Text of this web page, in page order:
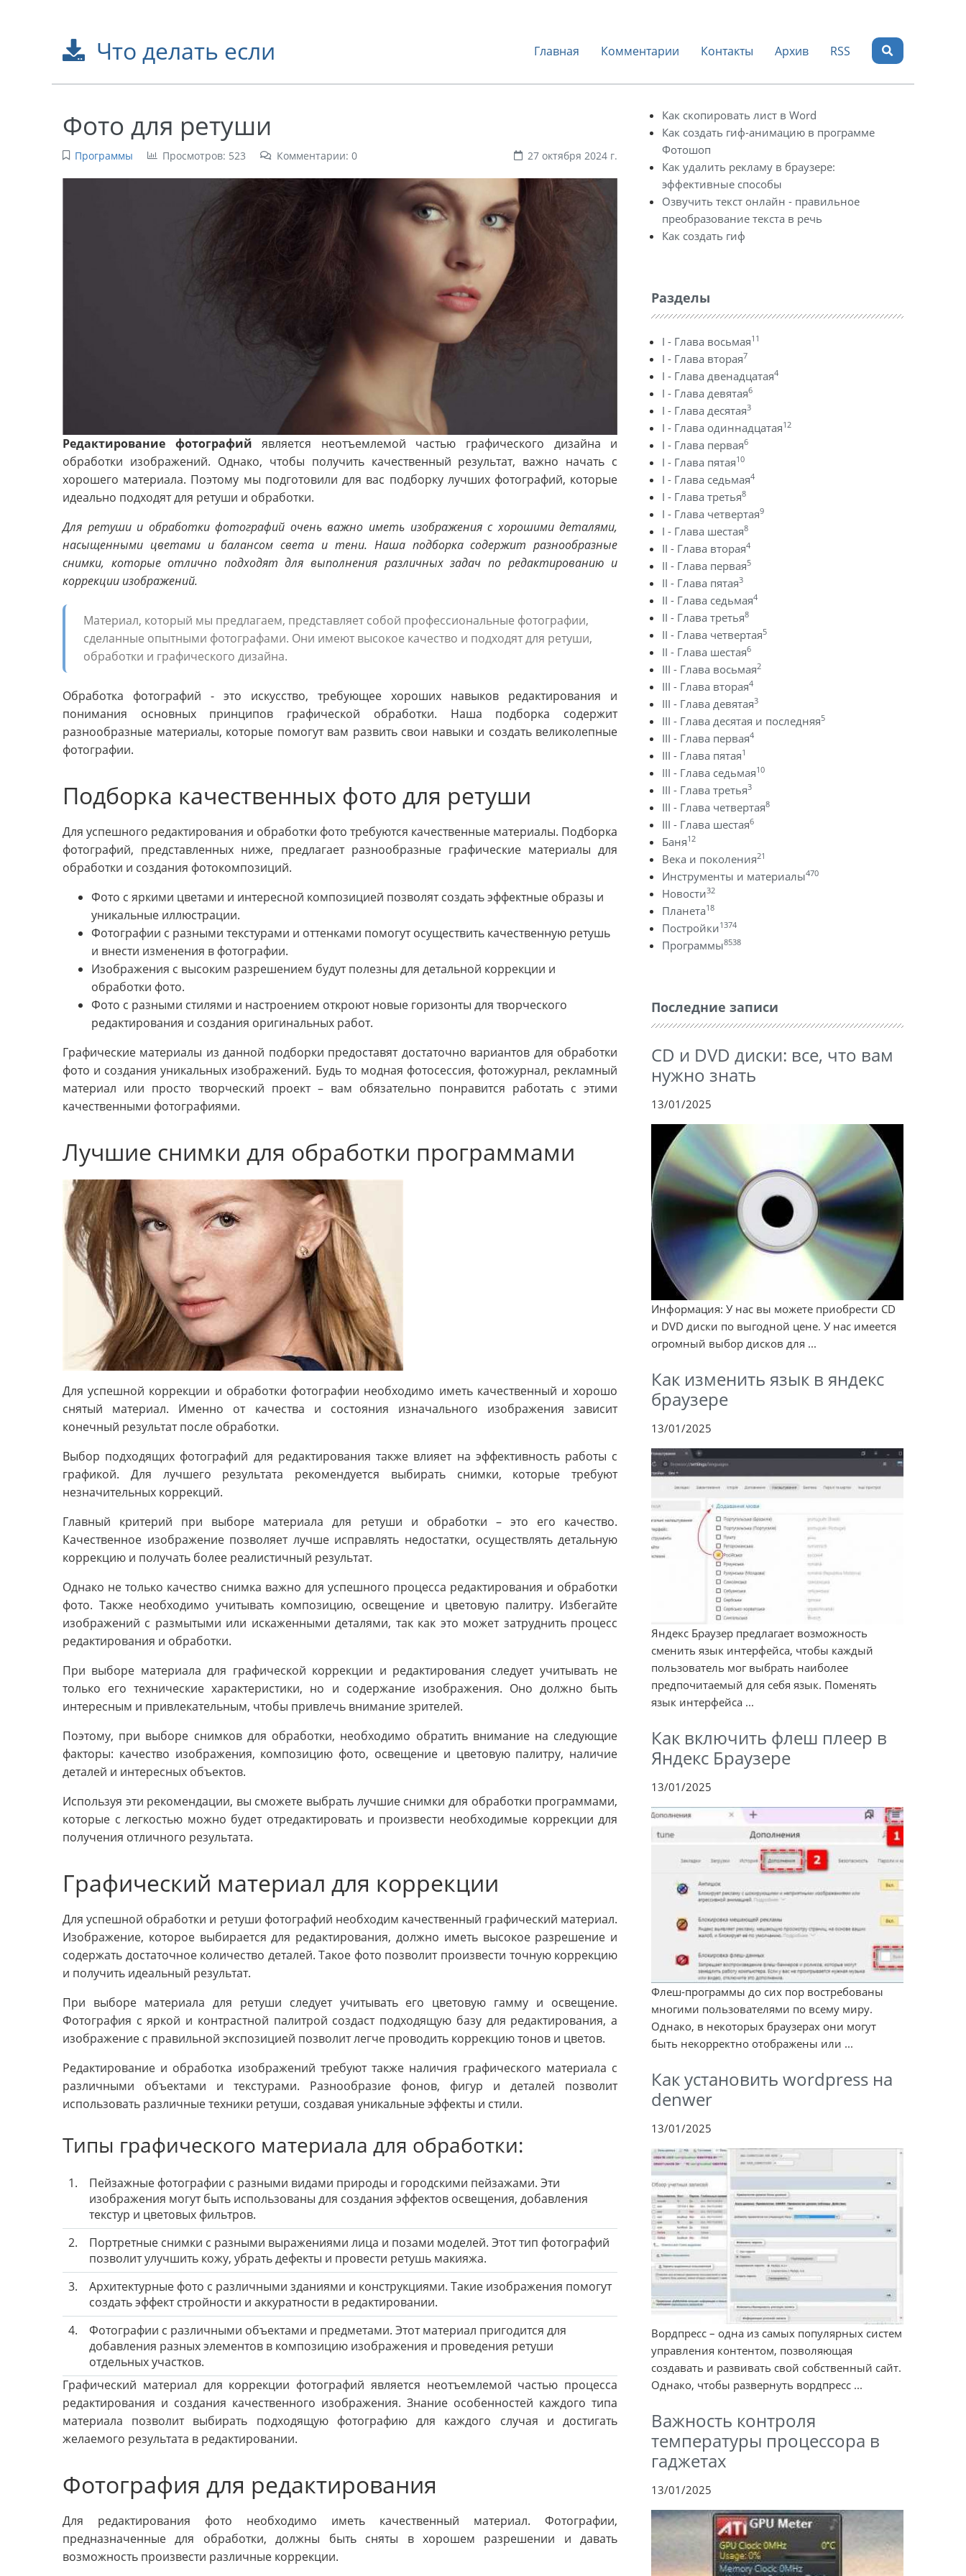
Что делать если Главная Комментарии Контакты Архив RSS
Фото для ретуши
Программы Просмотров: 523 Комментарии: 0 27 октября 2024 г.
Редактирование фотографий является неотъемлемой частью графического дизайна и
обработки изображений. Однако, чтобы получить качественный результат, важно начать с
хорошего материала. Поэтому мы подготовили для вас подборку лучших фотографий, которые
идеально подходят для ретуши и обработки.
Для ретуши и обработки фотографий очень важно иметь изображения с хорошими деталями,
насыщенными цветами и балансом света и тени. Наша подборка содержит разнообразные
снимки, которые отлично подходят для выполнения различных задач по редактированию и
коррекции изображений.
Материал, который мы предлагаем, представляет собой профессиональные фотографии,
сделанные опытными фотографами. Они имеют высокое качество и подходят для ретуши,
обработки и графического дизайна.
Обработка фотографий - это искусство, требующее хороших навыков редактирования и
понимания основных принципов графической обработки. Наша подборка содержит
разнообразные материалы, которые помогут вам развить свои навыки и создать великолепные
фотографии.
Подборка качественных фото для ретуши
Для успешного редактирования и обработки фото требуются качественные материалы. Подборка
фотографий, представленных ниже, предлагает разнообразные графические материалы для
обработки и создания фотокомпозиций.
Фото с яркими цветами и интересной композицией позволят создать эффектные образы и
уникальные иллюстрации.
Фотографии с разными текстурами и оттенками помогут осуществить качественную ретушь
и внести изменения в фотографии.
Изображения с высоким разрешением будут полезны для детальной коррекции и
обработки фото.
Фото с разными стилями и настроением откроют новые горизонты для творческого
редактирования и создания оригинальных работ.
Графические материалы из данной подборки предоставят достаточно вариантов для обработки
фото и создания уникальных изображений. Будь то модная фотосессия, фотожурнал, рекламный
материал или просто творческий проект – вам обязательно понравится работать с этими
качественными фотографиями.
Лучшие снимки для обработки программами
Для успешной коррекции и обработки фотографии необходимо иметь качественный и хорошо
снятый материал. Именно от качества и состояния изначального изображения зависит
конечный результат после обработки.
Выбор подходящих фотографий для редактирования также влияет на эффективность работы с
графикой. Для лучшего результата рекомендуется выбирать снимки, которые требуют
незначительных коррекций.
Главный критерий при выборе материала для ретуши и обработки – это его качество.
Качественное изображение позволяет лучше исправлять недостатки, осуществлять детальную
коррекцию и получать более реалистичный результат.
Однако не только качество снимка важно для успешного процесса редактирования и обработки
фото. Также необходимо учитывать композицию, освещение и цветовую палитру. Избегайте
изображений с размытыми или искаженными деталями, так как это может затруднить процесс
редактирования и обработки.
При выборе материала для графической коррекции и редактирования следует учитывать не
только его технические характеристики, но и содержание изображения. Оно должно быть
интересным и привлекательным, чтобы привлечь внимание зрителей.
Поэтому, при выборе снимков для обработки, необходимо обратить внимание на следующие
факторы: качество изображения, композицию фото, освещение и цветовую палитру, наличие
деталей и интересных объектов.
Используя эти рекомендации, вы сможете выбрать лучшие снимки для обработки программами,
которые с легкостью можно будет отредактировать и произвести необходимые коррекции для
получения отличного результата.
Графический материал для коррекции
Для успешной обработки и ретуши фотографий необходим качественный графический материал.
Изображение, которое выбирается для редактирования, должно иметь высокое разрешение и
содержать достаточное количество деталей. Такое фото позволит произвести точную коррекцию
и получить идеальный результат.
При выборе материала для ретуши следует учитывать его цветовую гамму и освещение.
Фотография с яркой и контрастной палитрой создаст подходящую базу для редактирования, а
изображение с правильной экспозицией позволит легче проводить коррекцию тонов и цветов.
Редактирование и обработка изображений требуют также наличия графического материала с
различными объектами и текстурами. Разнообразие фонов, фигур и деталей позволит
использовать различные техники ретуши, создавая уникальные эффекты и стили.
Типы графического материала для обработки:
1.
Пейзажные фотографии с разными видами природы и городскими пейзажами. Эти
изображения могут быть использованы для создания эффектов освещения, добавления
текстур и цветовых фильтров.
2.
Портретные снимки с разными выражениями лица и позами моделей. Этот тип фотографий
позволит улучшить кожу, убрать дефекты и провести ретушь макияжа.
3.
Архитектурные фото с различными зданиями и конструкциями. Такие изображения помогут
создать эффект стройности и аккуратности в редактировании.
4.
Фотографии с различными объектами и предметами. Этот материал пригодится для
добавления разных элементов в композицию изображения и проведения ретуши
отдельных участков.
Графический материал для коррекции фотографий является неотъемлемой частью процесса
редактирования и создания качественного изображения. Знание особенностей каждого типа
материала позволит выбирать подходящую фотографию для каждого случая и достигать
желаемого результата в редактировании.
Фотография для редактирования
Для редактирования фото необходимо иметь качественный материал. Фотографии,
предназначенные для обработки, должны быть сняты в хорошем разрешении и давать
возможность произвести различные коррекции.
Как скопировать лист в Word
Как создать гиф-анимацию в программе
Фотошоп
Как удалить рекламу в браузере:
эффективные способы
Озвучить текст онлайн - правильное
преобразование текста в речь
Как создать гиф
Разделы
I - Глава восьмая11
I - Глава вторая7
I - Глава двенадцатая4
I - Глава девятая6
I - Глава десятая3
I - Глава одиннадцатая12
I - Глава первая6
I - Глава пятая10
I - Глава седьмая4
I - Глава третья8
I - Глава четвертая9
I - Глава шестая8
II - Глава вторая4
II - Глава первая5
II - Глава пятая3
II - Глава седьмая4
II - Глава третья8
II - Глава четвертая5
II - Глава шестая6
III - Глава восьмая2
III - Глава вторая4
III - Глава девятая3
III - Глава десятая и последняя5
III - Глава первая4
III - Глава пятая1
III - Глава седьмая10
III - Глава третья3
III - Глава четвертая8
III - Глава шестая6
Баня12
Века и поколения21
Инструменты и материалы470
Новости32
Планета18
Постройки1374
Программы8538
Последние записи
CD и DVD диски: все, что вам
нужно знать
13/01/2025
Информация: У нас вы можете приобрести CD
и DVD диски по выгодной цене. У нас имеется
огромный выбор дисков для ...
Как изменить язык в яндекс
браузере
13/01/2025
Яндекс Браузер предлагает возможность
сменить язык интерфейса, чтобы каждый
пользователь мог выбрать наиболее
предпочитаемый для себя язык. Поменять
язык интерфейса ...
Как включить флеш плеер в
Яндекс Браузере
13/01/2025
Флеш-программы до сих пор востребованы
многими пользователями по всему миру.
Однако, в некоторых браузерах они могут
быть некорректно отображены или ...
Как установить wordpress на
denwer
13/01/2025
Вордпресс – одна из самых популярных систем
управления контентом, позволяющая
создавать и развивать свой собственный сайт.
Однако, чтобы развернуть вордпресс ...
Важность контроля
температуры процессора в
гаджетах
13/01/2025